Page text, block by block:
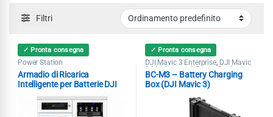
Filtri
✓ Pronta consegna
Power Station
Armadio di Ricarica
Intelligente per Batterie DJI
✓ Pronta consegna
DJI Mavic 3 Enterprise, DJI Mavic
3 Multispectral Power Station
Pubblica Sicurezza,Ricerca &
Soccorso
BC-M3 – Battery Charging
Box (DJI Mavic 3)